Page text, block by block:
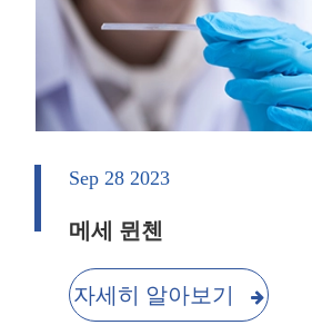
Sep 28 2023
메세 뮌첸
자세히 알아보기